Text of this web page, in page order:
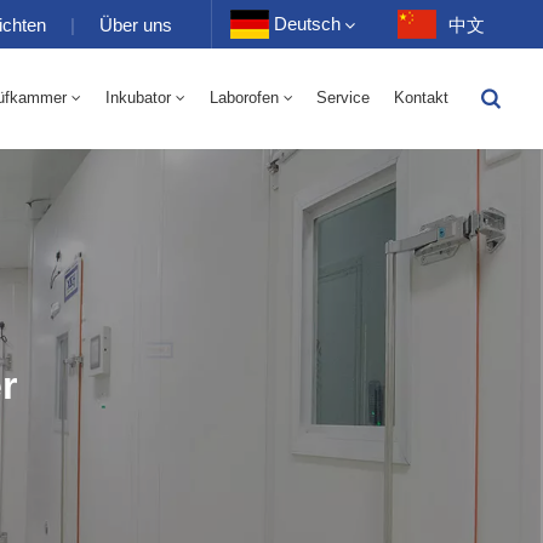
| Über uns Deutsch
Français
Português
中文
Inkubator Laborofen Service Kontakt